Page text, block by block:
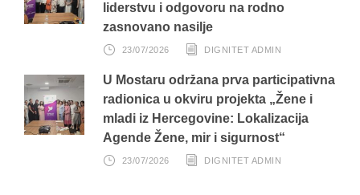
liderstvu i odgovoru na rodno
zasnovano nasilje
23/07/2026 DIGNITET ADMIN
U Mostaru održana prva participativna
radionica u okviru projekta „Žene i
mladi iz Hercegovine: Lokalizacija
Agende Žene, mir i sigurnost“
23/07/2026 DIGNITET ADMIN